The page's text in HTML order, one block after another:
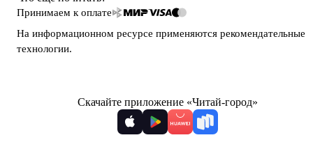
Принимаем к оплате
На информационном ресурсе применяются рекомендательные
технологии.
Скачайте приложение «Читай-город»